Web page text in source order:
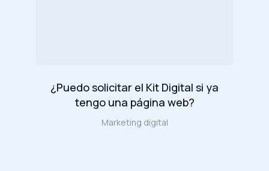
¿Puedo solicitar el Kit Digital si ya
tengo una página web?
Marketing digital